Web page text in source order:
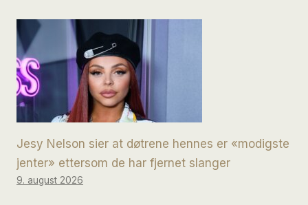
Jesy Nelson sier at døtrene hennes er «modigste
jenter» ettersom de har fjernet slanger
9. august 2026